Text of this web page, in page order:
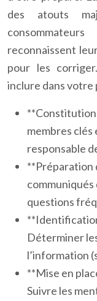
des atouts
reconnaissent
pour les
inclure dans votre
**Constitution
membres
responsable
**Préparation
communiqués
questions
Déterminer
l’information
**Mise en
Suivre les